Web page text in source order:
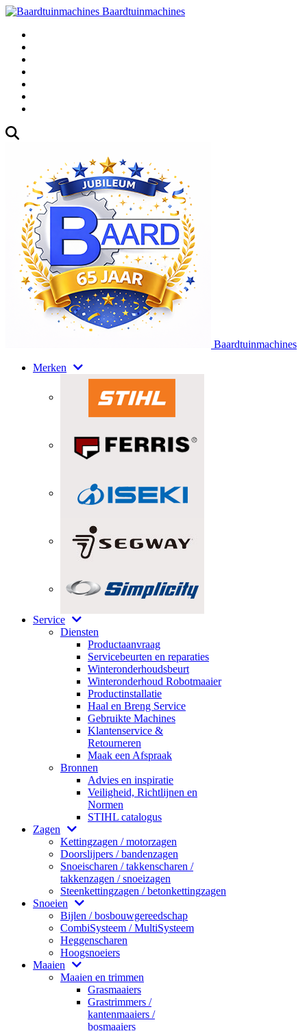
Baardtuinmachines
Baardtuinmachines
Merken
Service
Diensten
Productaanvraag
Servicebeurten en reparaties
Winteronderhoudsbeurt
Winteronderhoud Robotmaaier
Productinstallatie
Haal en Breng Service
Gebruikte Machines
Klantenservice &
Retourneren
Maak een Afspraak
Bronnen
Advies en inspiratie
Veiligheid, Richtlijnen en
Normen
STIHL catalogus
Zagen
Kettingzagen / motorzagen
Doorslijpers / bandenzagen
Snoeischaren / takkenscharen /
takkenzagen / snoeizagen
Steenkettingzagen / betonkettingzagen
Snoeien
Bijlen / bosbouwgereedschap
CombiSysteem / MultiSysteem
Heggenscharen
Hoogsnoeiers
Maaien
Maaien en trimmen
Grasmaaiers
Grastrimmers /
kantenmaaiers /
bosmaaiers